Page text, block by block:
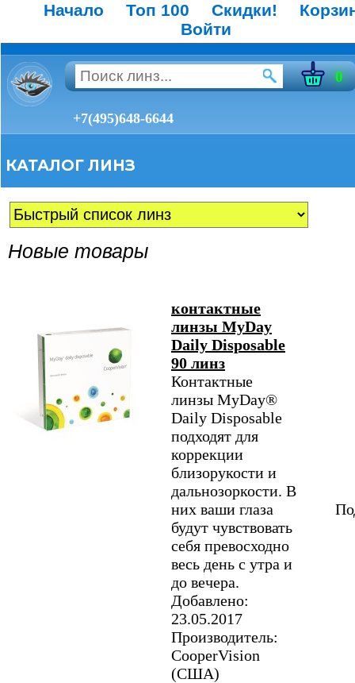
Начало Топ 100 Скидки!
Войти
0
+7(495)648-6644
КАТАЛОГ ЛИНЗ
Новые товары
контактные
линзы MyDay
Daily Disposable
90 линз
Контактные
линзы MyDay®
Daily Disposable
подходят для
коррекции
близорукости и
дальнозоркости. В
них ваши глаза
будут чувствовать
себя превосходно
весь день с утра и
до вечера.
Добавлено:
23.05.2017
Производитель:
CooperVision
(США)